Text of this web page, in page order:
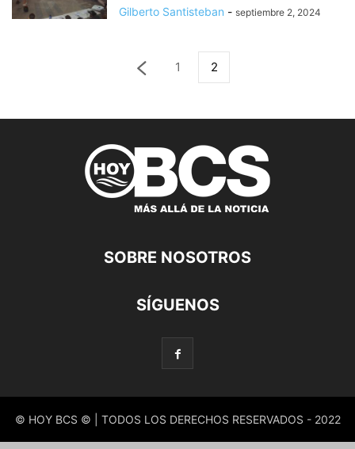
Gilberto Santisteban - septiembre 2, 2024
1 2
SOBRE NOSOTROS
SÍGUENOS
© HOY BCS © | TODOS LOS DERECHOS RESERVADOS - 2022